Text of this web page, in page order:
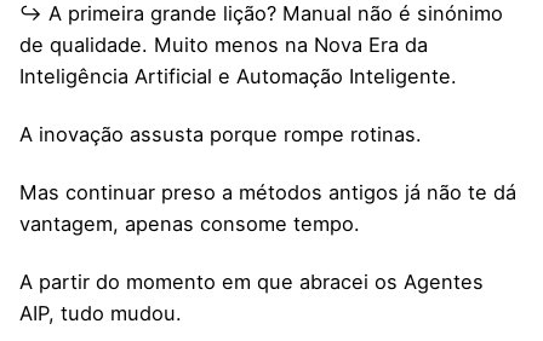
↪ A primeira grande lição? Manual não é sinónimo
de qualidade. Muito menos na Nova Era da
Inteligência Artificial e Automação Inteligente.
A inovação assusta porque rompe rotinas.
Mas continuar preso a métodos antigos já não te dá
vantagem, apenas consome tempo.
A partir do momento em que abracei os Agentes
AIP, tudo mudou.